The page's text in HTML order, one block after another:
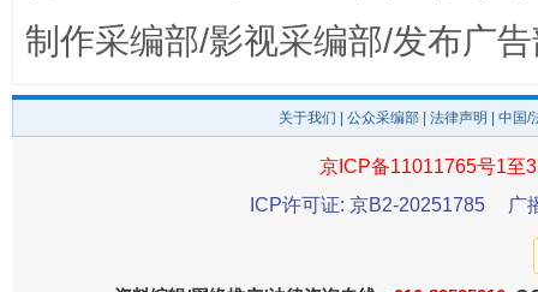
东山县通报“牛蛙产品抗生素超标问题” 法
制作采编部/影视采编部/发布广
关于我们 公众采编部 法律声明 | 中国
京ICP备11011765号1至
ICP许可证: 京B2-20251785
广